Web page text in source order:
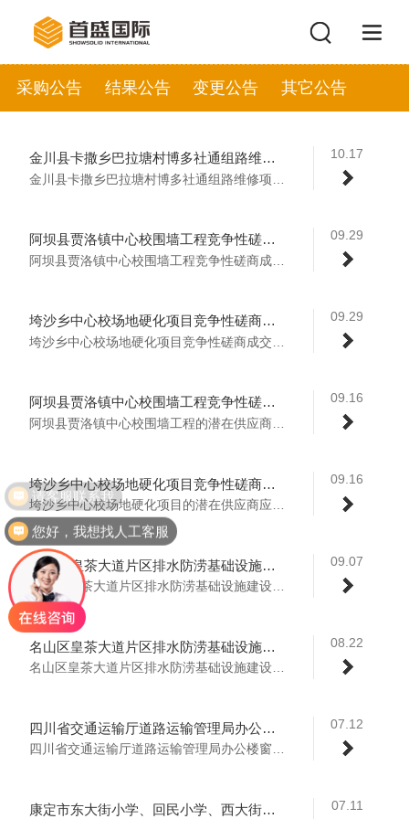
采购公告 结果公告 变更公告 其它公告
10.17
金川县卡撒乡巴拉塘村博多社通组路维修项目竞争性磋商公告
09.29
阿坝县贾洛镇中心校围墙工程竞争性磋商成交公告
阿坝县贾洛镇中心校围墙工程竞争性磋商成交...
09.29
垮沙乡中心校场地硬化项目竞争性磋商成交公告
09.16
阿坝县贾洛镇中心校围墙工程竞争性磋商公告
阿坝县贾洛镇中心校围墙工程的潜在供应商应...
09.16
垮沙乡中心校场地硬化项目竞争性磋商公告
09.07
名山区皇茶大道片区排水防涝基础设施建设项目方案设计、初步设计服务采购项目成交结果公告
名山区皇茶大道片区排水防涝基础设施建设项...
08.22
名山区皇茶大道片区排水防涝基础设施建设项目方案设计、初步设计服务采购项目竞争性磋商采购公告
名山区皇茶大道片区排水防涝基础设施建设项...
07.12
四川省交通运输厅道路运输管理局办公楼窗户改造及配电系统改造项目监理服务竞争性谈判成交公告
四川省交通运输厅道路运输管理局办公楼窗户...
07.11
康定市东大街小学、回民小学、西大街小学三所学校食堂改造项目竞争性谈判成交公告
您好，我想找人工客服
请客服联系我